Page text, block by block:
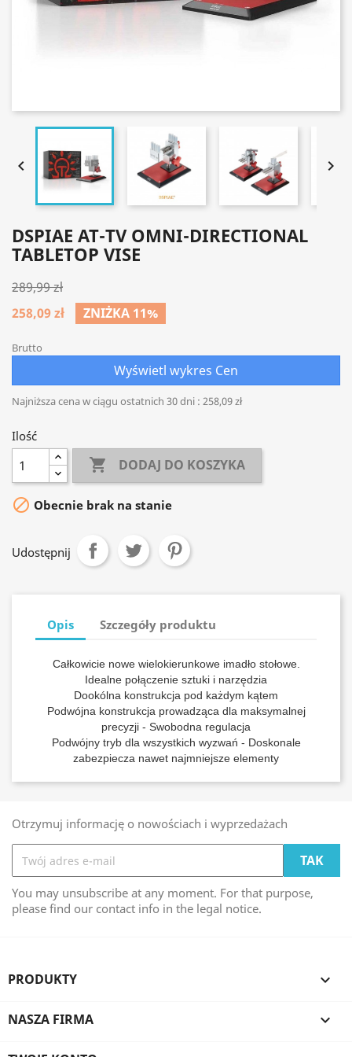
 
DSPIAE AT-TV OMNI-DIRECTIONAL
TABLETOP VISE
289,99 zł
258,09 zł
ZNIŻKA 11%
Brutto
Wyświetl wykres Cen
Najniższa cena w ciągu ostatnich 30 dni : 258,09 zł
Ilość
 DODAJ DO KOSZYKA
 Obecnie brak na stanie
Udostępnij
Opis Szczegóły produktu
Całkowicie nowe wielokierunkowe imadło stołowe.
Idealne połączenie sztuki i narzędzia
Dookólna konstrukcja pod każdym kątem
Podwójna konstrukcja prowadząca dla maksymalnej
precyzji - Swobodna regulacja
Podwójny tryb dla wszystkich wyzwań - Doskonale
zabezpiecza nawet najmniejsze elementy
Otrzymuj informację o nowościach i wyprzedażach
You may unsubscribe at any moment. For that purpose,
please find our contact info in the legal notice.
PRODUKTY 
NASZA FIRMA 